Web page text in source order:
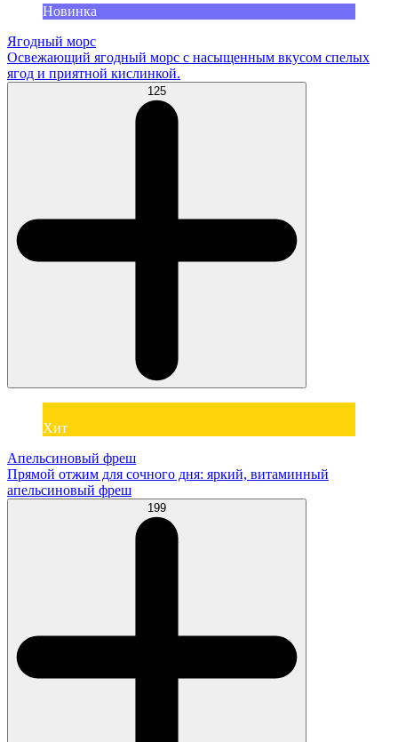
Новинка
Ягодный морс
Освежающий ягодный морс с насыщенным вкусом спелых
ягод и приятной кислинкой.
125
Хит
Апельсиновый фреш
Прямой отжим для сочного дня: яркий, витаминный
апельсиновый фреш
199